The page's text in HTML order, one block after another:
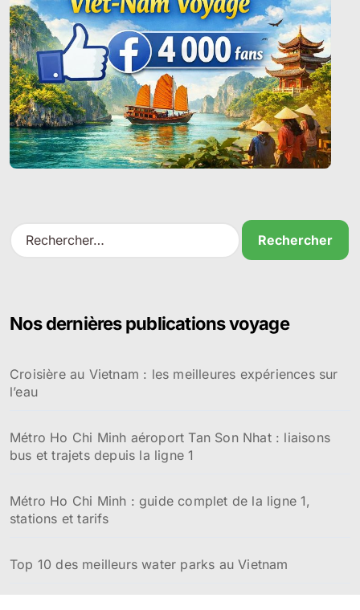
R
e
r
e
r
Nos dernières publications voyage
Croisière au Vietnam : les meilleures expériences sur
l’eau
Métro Ho Chi Minh aéroport Tan Son Nhat : liaisons
bus et trajets depuis la ligne 1
Métro Ho Chi Minh : guide complet de la ligne 1,
stations et tarifs
Top 10 des meilleurs water parks au Vietnam